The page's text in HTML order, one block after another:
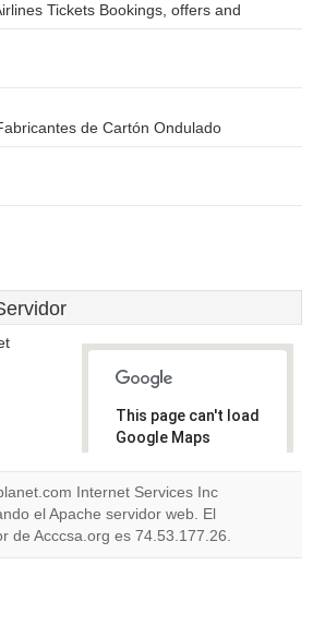
Tickets Bookings, offers and
de Cartón Ondulado
This page can't load
Google Maps
Do you
website?
Internet Services Inc
el Apache servidor web. El
de Acccsa.org es 74.53.177.26.